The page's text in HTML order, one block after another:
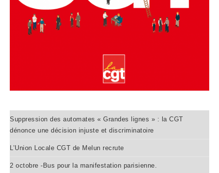
Suppression des automates « Grandes lignes » : la CGT
dénonce une décision injuste et discriminatoire
L’Union Locale CGT de Melun recrute
2 octobre -Bus pour la manifestation parisienne.